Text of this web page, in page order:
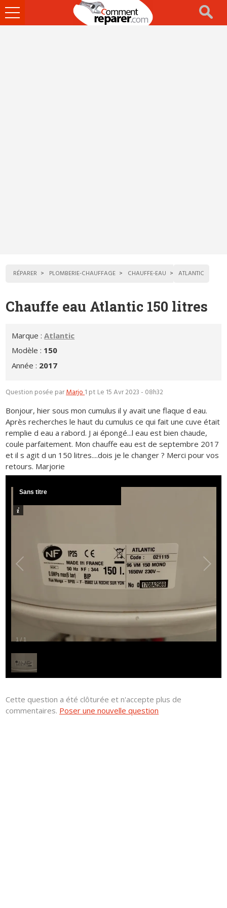
Ouvrir
le
RÉPARER PLOMBERIE-CHAUFFAGE CHAUFFE-EAU ATLANTIC
Chauffe eau Atlantic 150 litres
Marque :Atlantic
Modèle : 150
Année : 2017
Question posée parMarjo1 pt Le 15 Avr 2023 - 08h32
Bonjour, hier sous mon cumulus il y avait une flaque d eau.
Après recherches le haut du cumulus ce qui fait une cuve était
remplie d eau a rabord. J ai épongé...l eau est bien chaude,
coule parfaitement. Mon chauffe eau est de septembre 2017
et il s agit d un 150 litres....dois je le changer ? Merci pour vos
retours. Marjorie
1 / 1
Sans titre
Cette question a été clôturée et n'accepte plus de
commentaires. Poser une nouvelle question